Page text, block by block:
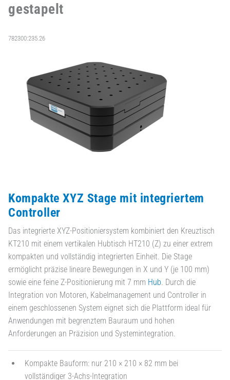
gestapelt
782300:235.26
Kompakte XYZ Stage mit integriertem
Controller
Das integrierte XYZ-Positioniersystem kombiniert den Kreuztisch
KT210 mit einem vertikalen Hubtisch HT210 (Z) zu einer extrem
kompakten und vollständig integrierten Einheit. Die Stage
ermöglicht präzise lineare Bewegungen in X und Y (je 100 mm)
sowie eine feine Z-Positionierung mit 7 mm Hub. Durch die
Integration von Motoren, Kabelmanagement und Controller in
einem geschlossenen System eignet sich die Plattform ideal für
Anwendungen mit begrenztem Bauraum und hohen
Anforderungen an Präzision und Systemintegration.
Kompakte Bauform: nur 210 × 210 × 82 mm bei
vollständiger 3-Achs-Integration